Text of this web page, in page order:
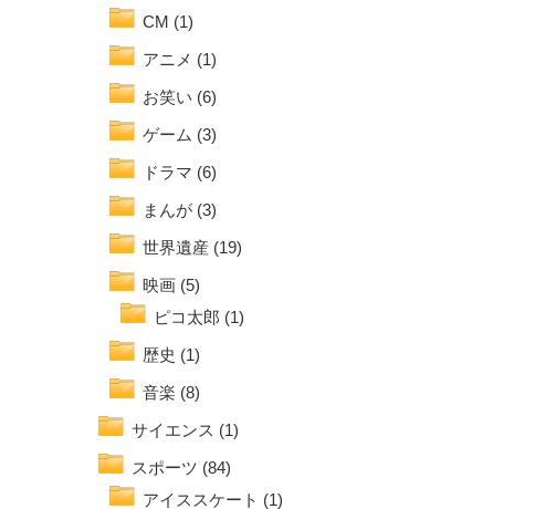
CM (1)
アニメ (1)
お笑い (6)
ゲーム (3)
ドラマ (6)
まんが (3)
世界遺産 (19)
映画 (5)
ピコ太郎 (1)
歴史 (1)
音楽 (8)
サイエンス (1)
スポーツ (84)
アイススケート (1)